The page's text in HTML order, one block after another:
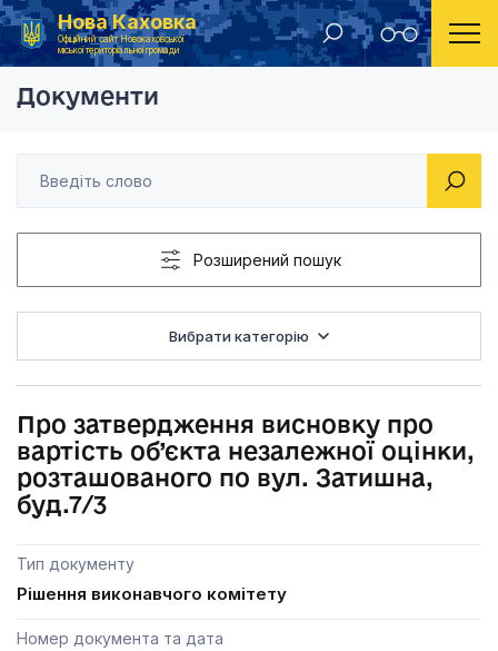
Нова Каховка
Офіційний сайт Новокаховської
міської територіальної громади
Головна Рішення виконавчого комітету Новокаховської міської ради 2020 року Про затвердження
Документи
Розширений пошук
Вибрати категорію
Про затвердження висновку про
вартість об’єкта незалежної оцінки,
розташованого по вул. Затишна,
буд.7/3
Тип документу
Рішення виконавчого комітету
Номер документа та дата